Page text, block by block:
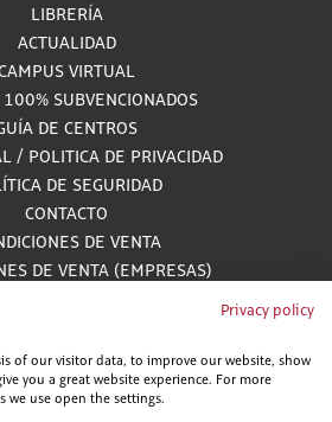
LIBRERÍA
ACTUALIDAD
VIRTUAL
100% SUBVENCIONADOS
DE CENTROS
/ POLITICA DE PRIVACIDAD
DE SEGURIDAD
CONTACTO
DE VENTA
DE VENTA (EMPRESAS)
DE DOCUMENTACIÓN
Privacy policy
of our visitor data, to improve our website, show
you a great website experience. For more
use open the settings.